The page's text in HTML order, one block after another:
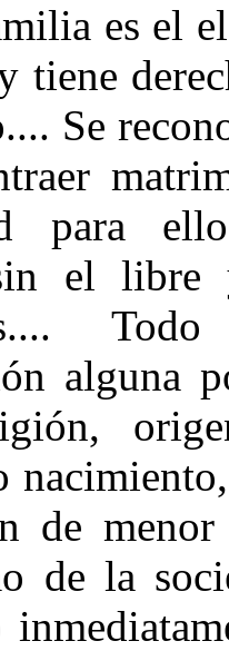
es el
tiene
Se
para
el libre
alguna
de
de la